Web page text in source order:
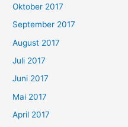
Oktober 2017
September 2017
August 2017
Juli 2017
Juni 2017
Mai 2017
April 2017